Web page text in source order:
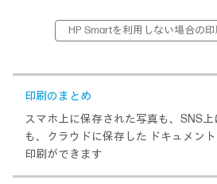
HP Smartを利用しない場合の
印刷のまとめ
スマホ上に保存された写真も、SNS
も、クラウドに保存した ドキュメン
印刷ができます